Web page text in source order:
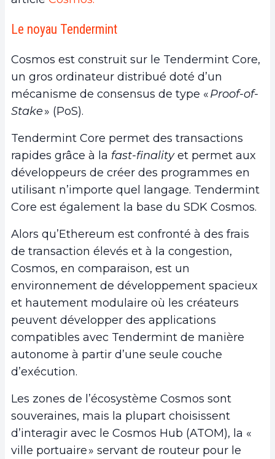
Le noyau Tendermint
Cosmos est construit sur le Tendermint Core,
un gros ordinateur distribué doté d’un
mécanisme de consensus de type «Proof-of-
Stake» (PoS).
Tendermint Core permet des transactions
rapides grâce à la fast-finalityet permet aux
développeurs de créer des programmes en
utilisant n’importe quel langage. Tendermint
Core est également la base du SDK Cosmos.
Alors qu’Ethereum est confronté à des frais
de transaction élevés et à la congestion,
Cosmos, en comparaison, est un
environnement de développement spacieux
et hautement modulaire où les créateurs
peuvent développer des applications
compatibles avec Tendermint de manière
autonome à partir d’une seule couche
d’exécution.
Les zones de l’écosystème Cosmos sont
souveraines, mais la plupart choisissent
d’interagir avec le Cosmos Hub (ATOM), la «
ville portuaire » servant de routeur pour le